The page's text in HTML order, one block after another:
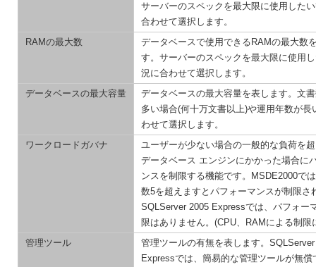
サーバーのスペックを最大限に使用した
合わせて選択します。
RAMの最大数
データベースで使用できるRAMの最大数
す。サーバーのスペックを最大限に使用
況に合わせて選択します。
データベースの最大容量
データベースの最大容量を表します。文
多い場合(何十万文書以上)や運用年数が長
わせて選択します。
ワークロードガバナ
ユーザーが少ない場合の一般的な負荷を
データベース エンジンにかかった場合に
ンスを制限する機能です。MSDE2000で
数5を超えますとパフォーマンスが制限さ
SQLServer 2005 Expressでは、パフォー
限はありません。(CPU、RAMによる制限
管理ツール
管理ツールの有無を表します。
Expressでは、簡易的な管理ツールが無償